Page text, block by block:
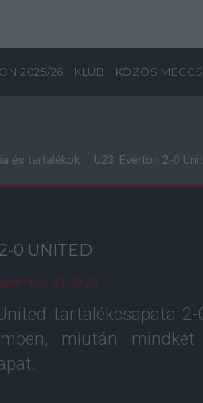
2025/26 KLUB KÖZÖS
és tartalékok U23: Everton 2-0
0 UNITED
27. 10:20
tartalékcsapata
miután